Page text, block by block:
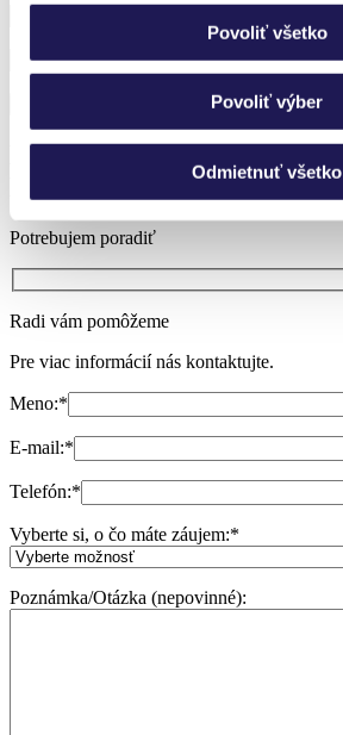
Povoliť všetko
Povoliť výber
Odmietnuť všetko
Neviete si vybrať?
Nechajte si poradiť.
Potrebujem poradiť
Radi vám pomôžeme
Pre viac informácií nás kontaktujte.
Meno:*
E-mail:*
Telefón:*
Vyberte si, o čo máte záujem:*
Poznámka/Otázka (nepovinné):